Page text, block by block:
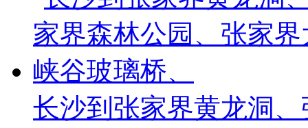
长沙到张家界黄龙洞